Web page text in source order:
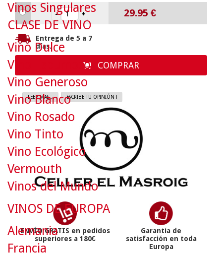
29.95 €
Entrega de 5 a 7
días.
COMPRAR
LEER MAS... ESCRIBE TU OPINIÓN !
ENVÍO GRATIS en pedidos
superiores a 180€
Garantía de
satisfacción en toda
Europa
Vinos Singulares
CLASE DE VINO
Vino Dulce
Vino Espumoso
Vino Generoso
Vino Blanco
Vino Rosado
Vino Tinto
Vino Ecológico
Vermouth
Vinos del Mundo
VINOS DE EUROPA
Alemania
Francia